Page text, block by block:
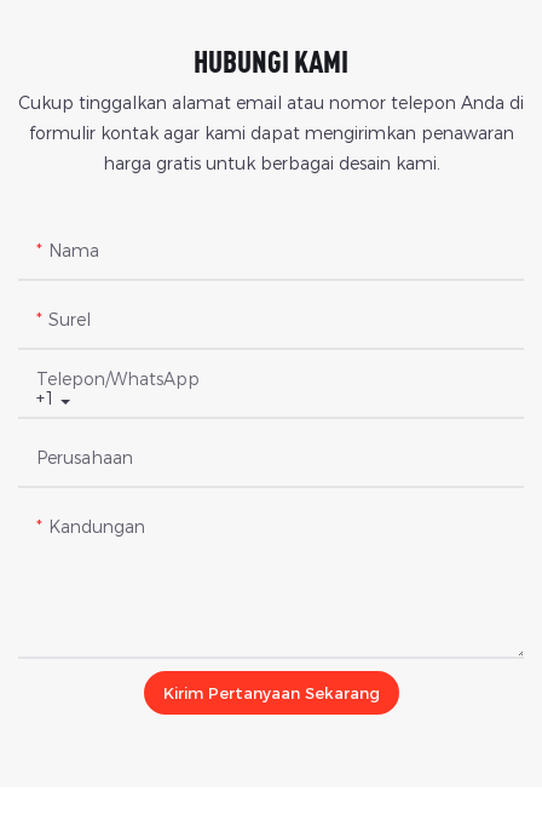
HUBUNGI KAMI
Cukup tinggalkan alamat email atau nomor telepon Anda di
formulir kontak agar kami dapat mengirimkan penawaran
harga gratis untuk berbagai desain kami.
Nama
Surel
+1
Telepon/WhatsApp
Perusahaan
Kandungan
Kirim Pertanyaan Sekarang